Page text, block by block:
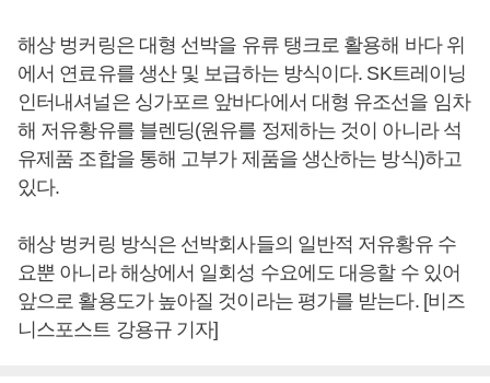
해상 벙커링은 대형 선박을 유류 탱크로 활용해 바다 위
에서 연료유를 생산 및 보급하는 방식이다. SK트레이닝
인터내셔널은 싱가포르 앞바다에서 대형 유조선을 임차
해 저유황유를 블렌딩(원유를 정제하는 것이 아니라 석
유제품 조합을 통해 고부가 제품을 생산하는 방식)하고
있다.
해상 벙커링 방식은 선박회사들의 일반적 저유황유 수
요뿐 아니라 해상에서 일회성 수요에도 대응할 수 있어
앞으로 활용도가 높아질 것이라는 평가를 받는다. [비즈
니스포스트 강용규 기자]